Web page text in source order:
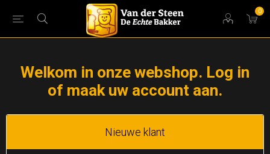
0
Welkom in onze webshop. Log in
of maak uw account aan.
Nieuwe klant